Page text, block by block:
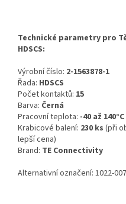
Technické parametry pro
HDSCS:
Výrobní číslo: 2-1563878-1
Řada: HDSCS
Počet kontaktů: 15
Barva: Černá
Pracovní teplota: -40 až 140°C
Krabicové balení: 230 ks (při
lepší cena)
Brand: TE Connectivity
Alternativní označení: 1022-